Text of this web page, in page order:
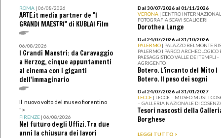
ROMA| 06/08/2026
ARTE.it media partner de "I
GRANDI MAESTRI" di KUBLAI Film
06/08/2026
I Grandi Maestri: da Caravaggio
a Herzog, cinque appuntamenti
al cinema con i giganti
dell'immaginario
Il nuovo volto del museo fiorentino
">
FIRENZE| 06/08/2026
Nel futuro degli Uffizi. Tra due
anni la chiusura dei lavori
Dal 30/07/2026 al 01/11/2026
VERONA | CENTRO
FOTOGRAFIA SCAVI SCALIGERI
Dorothea Lange
Dal 24/07/2026 al 31/10/2026
PALERMO | PALAZZO BELMONTE
PALERMO I PARCO ARCHEOLOGICO
PAESAGGISTICO VALLE DEI TEMPLI -
AGRIGENTO
Botero. L’incanto del Mito I
Botero. Il peso dei sogni
Dal 24/07/2026 al 31/01/2027
LECCE | LECCE – MUSEO MUST I
– GALLERIA NAZIONALE DI
Tesori nascosti della
Borghese
LEGGI TUTTO >